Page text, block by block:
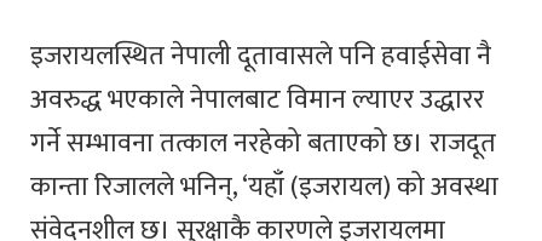
इजरायलस्थित नेपाली दूतावासले पनि हवाईसेवा नै
अवरुद्ध भएकाले नेपालबाट विमान ल्याएर उद्धारर
गर्ने सम्भावना तत्काल नरहेको बताएको छ। राजदूत
कान्ता रिजालले भनिन्, ‘यहाँ (इजरायल) को अवस्था
संवेदनशील छ। सुरक्षाकै कारणले इजरायलमा